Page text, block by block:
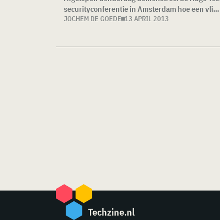
securityconferentie in Amsterdam hoe een vli...
JOCHEM DE GOEDE 13 APRIL 2013
Techzine.nl